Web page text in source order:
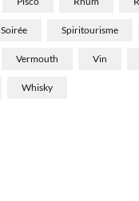
Soirée Spiritourisme
Vermouth Vin
Whisky